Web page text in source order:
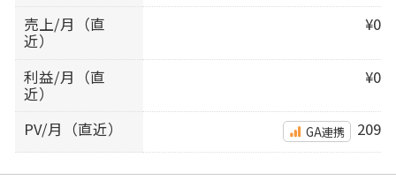
売上/月（直
近）
¥0
利益/月（直
近）
¥0
PV/月（直近） GA連携 209